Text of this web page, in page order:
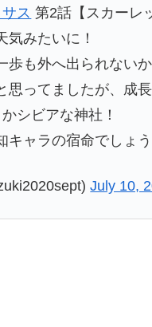
ス 第2話【スカーレ
気みたいに！
歩も外へ出られない
思ってましたが、成
シビアな神社！
ャラの宿命でしょう
July 10,